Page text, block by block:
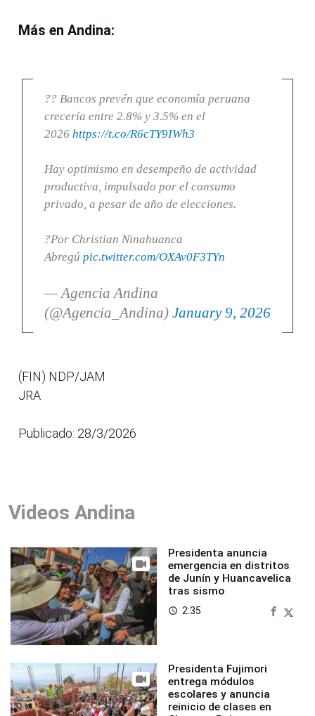
Más en Andina:
?? Bancos prevén que economía peruana
crecería entre 2.8% y 3.5% en el
2026 https://t.co/R6cTY9IWh3
Hay optimismo en desempeño de actividad
productiva, impulsado por el consumo
privado, a pesar de año de elecciones.
?Por Christian Ninahuanca
Abregú pic.twitter.com/OXAv0F3TYn
— Agencia Andina
(@Agencia_Andina) January 9, 2026
(FIN) NDP/JAM
JRA
Publicado: 28/3/2026
Videos Andina
Presidenta anuncia
emergencia en distritos
de Junín y Huancavelica
tras sismo
access_time 2:35
Presidenta Fujimori
entrega módulos
escolares y anuncia
reinicio de clases en